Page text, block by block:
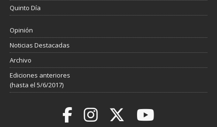
Quinto Día
Opinión
Noticias Destacadas
Archivo
Ediciones anteriores
(hasta el 5/6/2017)